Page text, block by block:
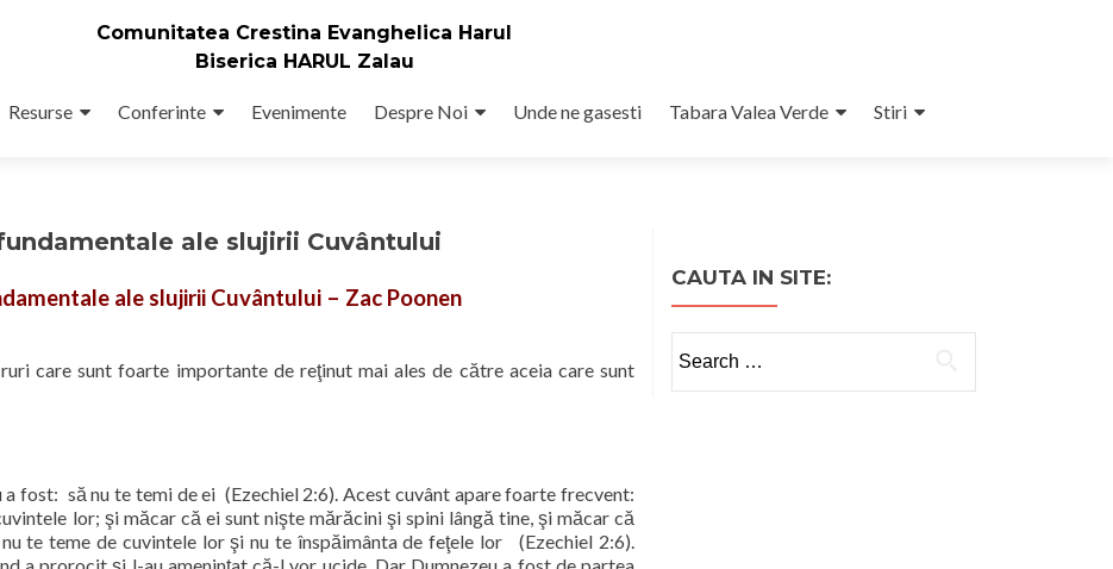
Comunitatea Crestina Evanghelica Harul
Biserica HARUL Zalau
Resurse Conferinte Evenimente Despre Noi Unde ne gasesti Tabara Valea Verde Stiri
ale slujirii Cuvântului
ale slujirii Cuvântului – Zac Poonen
care sunt foarte importante de reţinut mai ales de către aceia care sunt
a fost: să nu te temi de ei (Ezechiel 2:6). Acest cuvânt apare foarte frecvent:
lor; şi măcar că ei sunt nişte mărăcini şi spini lângă tine, şi măcar că
te teme de cuvintele lor şi nu te înspăimânta de feţele lor
(Ezechiel 2:6).
CAUTA IN SITE:
for: